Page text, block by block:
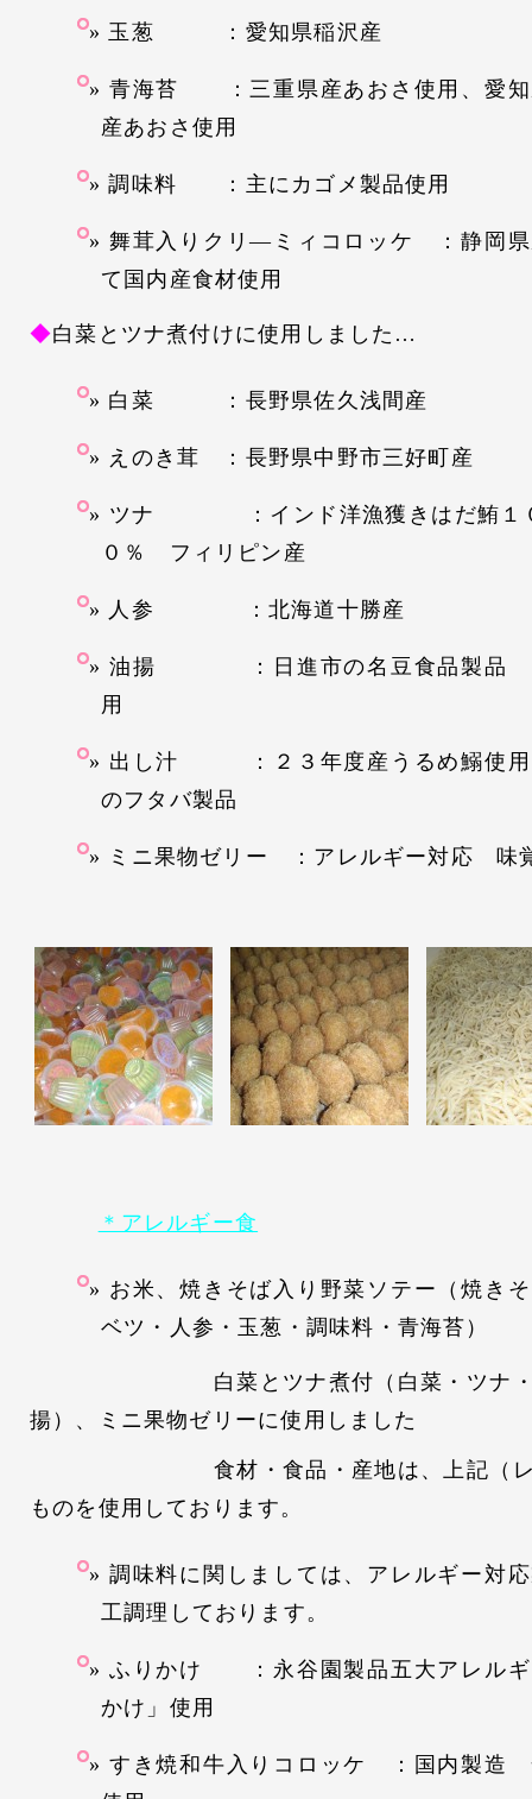
玉葱 ：愛知県稲沢産
青海苔 ：三重県産あおさ使用、愛知
産あおさ使用
調味料 ：主にカゴメ製品使用
舞茸入りクリ―ミィコロッケ ：静岡
て国内産食材使用
◆白菜とツナ煮付けに使用しました…
白菜 ：長野県佐久浅間産
えのき茸 ：長野県中野市三好町産
ツナ ：インド洋漁獲きはだ鮪１
０％ フィリピン産
人参 ：北海道十勝産
油揚 ：日進市の名豆食品製品 カ
用
出し汁 ：２３年度産うるめ鰯使
のフタバ製品
ミニ果物ゼリー ：アレルギー対応 味
＊アレルギー食
お米、焼きそば入り野菜ソテー（焼き
ベツ・人参・玉葱・調味料・青海苔）
白菜とツナ煮付（白菜・ツナ・え
揚）、ミニ果物ゼリーに使用しました
食材・食品・産地は、上記（レギ
ものを使用しております。
調味料に関しましては、アレルギー対
工調理しております。
ふりかけ ：永谷園製品五大アレルギ
かけ」使用
すき焼和牛入りコロッケ ：国内製造